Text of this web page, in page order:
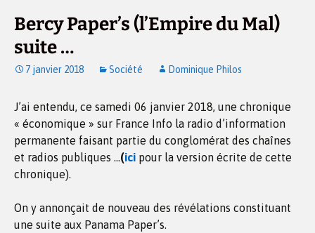
Bercy Paper’s (l’Empire du Mal)
suite …
7 janvier 2018 Société Dominique Philos
J’ai entendu, ce samedi 06 janvier 2018, une chronique
« économique » sur France Info la radio d’information
permanente faisant partie du conglomérat des chaînes
et radios publiques …(ici pour la version écrite de cette
chronique).
On y annonçait de nouveau des révélations constituant
une suite aux Panama Paper’s.